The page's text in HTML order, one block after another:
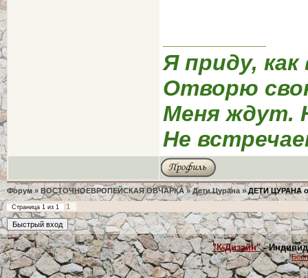
Я приду, как
Отворю
Меня ждут.
Не
Форум » ВОСТОЧНОЕВРОПЕЙСКАЯ ОВЧАРКА » Дети Цурана » ДЕТИ ЦУРАНА
Страница 1 из 1 1
"К-Дизайн"-